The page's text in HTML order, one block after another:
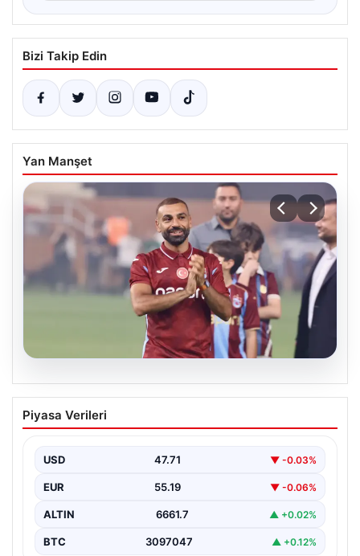
Bizi Takip Edin
Yan Manşet
08.08.2026
Salah Göztepe maçında oynayacak mı?
Salah Göztepe maçında neden yok?
Piyasa Verileri
USD 47.71 ▼ -0.03%
EUR 55.19 ▼ -0.06%
ALTIN 6661.7 ▲ +0.02%
BTC 3097047 ▲ +0.12%